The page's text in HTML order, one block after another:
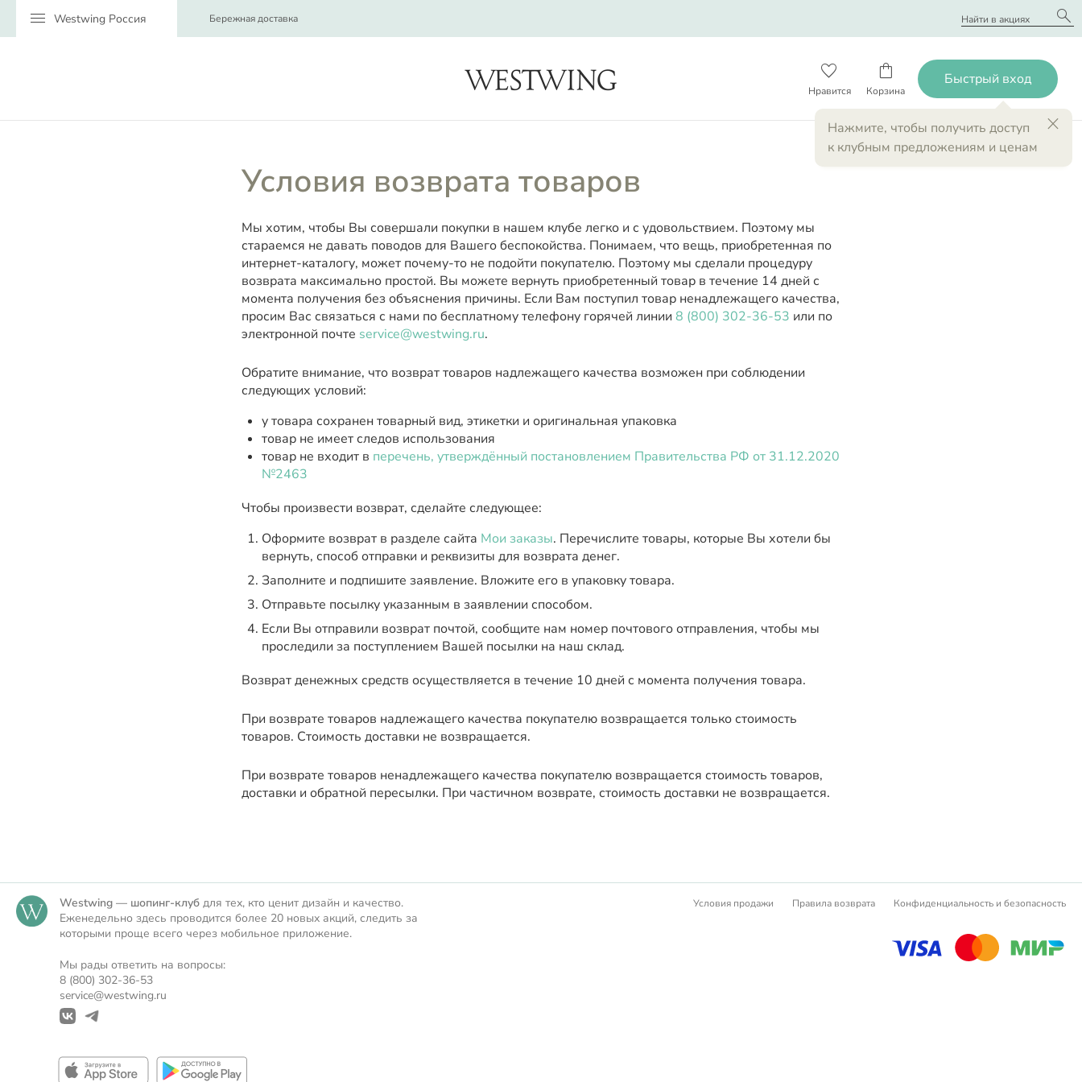
search
menu Бережная доставка search
favorite_border shopping_bag
close
Нажмите, чтобы получить доступ
к клубным предложениям и ценам
Условия возврата товаров
Мы хотим, чтобы Вы совершали покупки в нашем клубе легко и с удовольствием. Поэтому мы
стараемся не давать поводов для Вашего беспокойства. Понимаем, что вещь, приобретенная по
интернет-каталогу, может почему-то не подойти покупателю. Поэтому мы сделали процедуру
возврата максимально простой. Вы можете вернуть приобретенный товар в течение 14 дней с
момента получения без объяснения причины. Если Вам поступил товар ненадлежащего качества,
просим Вас связаться с нами по бесплатному телефону горячей линии 8 (800) 302-36-53 или по
электронной почте service@westwing.ru.
Обратите внимание, что возврат товаров надлежащего качества возможен при соблюдении
следующих условий:
у товара сохранен товарный вид, этикетки и оригинальная упаковка
товар не имеет следов использования
товар не входит в перечень, утверждённый постановлением Правительства РФ от 31.12.2020
№2463
Чтобы произвести возврат, сделайте следующее:
Оформите возврат в разделе сайта Мои заказы. Перечислите товары, которые Вы хотели бы
вернуть, способ отправки и реквизиты для возврата денег.
Заполните и подпишите заявление. Вложите его в упаковку товара.
Отправьте посылку указанным в заявлении способом.
Если Вы отправили возврат почтой, сообщите нам номер почтового отправления, чтобы мы
проследили за поступлением Вашей посылки на наш склад.
Возврат денежных средств осуществляется в течение 10 дней с момента получения товара.
При возврате товаров надлежащего качества покупателю возвращается только стоимость
товаров. Стоимость доставки не возвращается.
При возврате товаров ненадлежащего качества покупателю возвращается стоимость товаров,
доставки и обратной пересылки. При частичном возврате, стоимость доставки не возвращается.
Westwing — шопинг-клуб для тех, кто ценит дизайн и качество.
Еженедельно здесь проводится более 20 новых акций, следить за
которыми проще всего через мобильное приложение.
Мы рады ответить на вопросы:
8 (800) 302-36-53
service@westwing.ru
Условия продажи Правила возврата Конфиденциальность и безопасность